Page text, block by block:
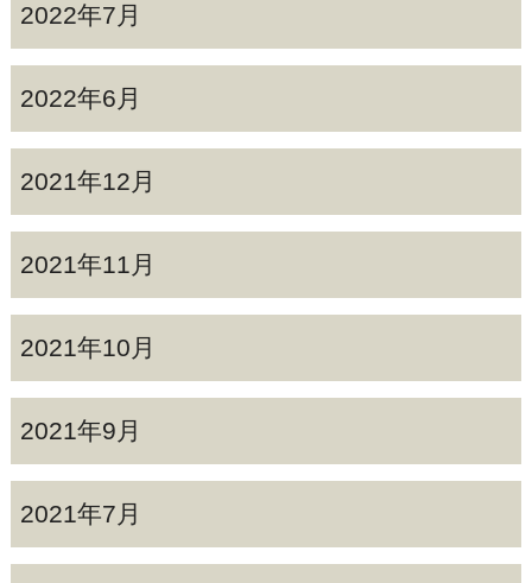
2022年7月
2022年6月
2021年12月
2021年11月
2021年10月
2021年9月
2021年7月